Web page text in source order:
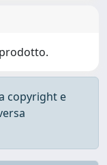
copyright e